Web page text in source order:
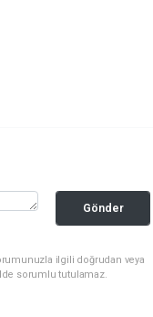
Gönder
ilgili doğrudan veya
sorumlu tutulamaz.